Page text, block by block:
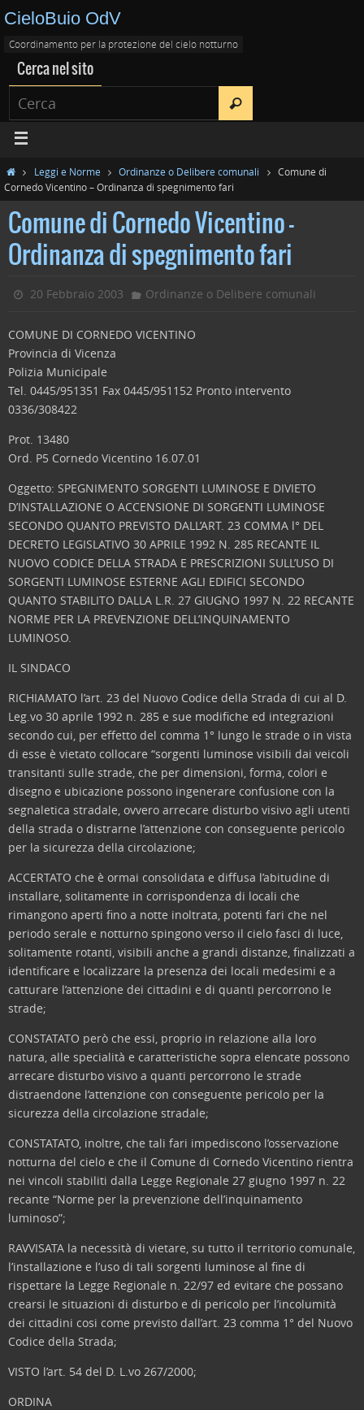
CieloBuio OdV
Coordinamento per la protezione del cielo notturno
Cerca nel sito
Leggi e Norme Ordinanze o Delibere comunali
Comune di
Cornedo Vicentino – Ordinanza di spegnimento fari
Comune di Cornedo Vicentino –
Ordinanza di spegnimento fari
20 Febbraio 2003 Ordinanze o Delibere comunali
COMUNE DI CORNEDO VICENTINO
Provincia di Vicenza
Polizia Municipale
Tel. 0445/951351 Fax 0445/951152 Pronto intervento
0336/308422
Prot. 13480
Ord. P5 Cornedo Vicentino 16.07.01
Oggetto: SPEGNIMENTO SORGENTI LUMINOSE E DIVIETO
D’INSTALLAZIONE O ACCENSIONE DI SORGENTI LUMINOSE
SECONDO QUANTO PREVISTO DALL’ART. 23 COMMA l° DEL
DECRETO LEGISLATIVO 30 APRILE 1992 N. 285 RECANTE IL
NUOVO CODICE DELLA STRADA E PRESCRIZIONI SULL’USO DI
SORGENTI LUMINOSE ESTERNE AGLI EDIFICI SECONDO
QUANTO STABILITO DALLA L.R. 27 GIUGNO 1997 N. 22 RECANTE
NORME PER LA PREVENZIONE DELL’INQUINAMENTO
LUMINOSO.
IL SINDACO
RICHIAMATO l’art. 23 del Nuovo Codice della Strada di cui al D.
Leg.vo 30 aprile 1992 n. 285 e sue modifiche ed integrazioni
secondo cui, per effetto del comma 1° lungo le strade o in vista
di esse è vietato collocare “sorgenti luminose visibili dai veicoli
transitanti sulle strade, che per dimensioni, forma, colori e
disegno e ubicazione possono ingenerare confusione con la
segnaletica stradale, ovvero arrecare disturbo visivo agli utenti
della strada o distrarne l’attenzione con conseguente pericolo
per la sicurezza della circolazione;
ACCERTATO che è ormai consolidata e diffusa l’abitudine di
installare, solitamente in corrispondenza di locali che
rimangono aperti fino a notte inoltrata, potenti fari che nel
periodo serale e notturno spingono verso il cielo fasci di luce,
solitamente rotanti, visibili anche a grandi distanze, finalizzati a
identificare e localizzare la presenza dei locali medesimi e a
catturare l’attenzione dei cittadini e di quanti percorrono le
strade;
CONSTATATO però che essi, proprio in relazione alla loro
natura, alle specialità e caratteristiche sopra elencate possono
arrecare disturbo visivo a quanti percorrono le strade
distraendone l’attenzione con conseguente pericolo per la
sicurezza della circolazione stradale;
CONSTATATO, inoltre, che tali fari impediscono l’osservazione
notturna del cielo e che il Comune di Cornedo Vicentino rientra
nei vincoli stabiliti dalla Legge Regionale 27 giugno 1997 n. 22
recante “Norme per la prevenzione dell’inquinamento
luminoso”;
RAVVISATA la necessità di vietare, su tutto il territorio comunale,
l’installazione e l’uso di tali sorgenti luminose al fine di
rispettare la Legge Regionale n. 22/97 ed evitare che possano
crearsi le situazioni di disturbo e di pericolo per l’incolumità
dei cittadini cosi come previsto dall’art. 23 comma 1° del Nuovo
Codice della Strada;
VISTO l’art. 54 del D. L.vo 267/2000;
ORDINA